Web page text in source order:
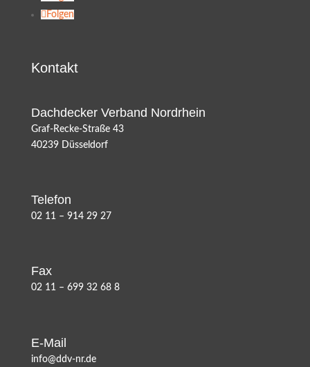
Folgen
Kontakt
Dachdecker Verband Nordrhein
Graf-Recke-Straße 43
40239 Düsseldorf
Telefon
02 11 – 914 29 27
Fax
02 11 – 699 32 68 8
E-Mail
info@ddv-nr.de